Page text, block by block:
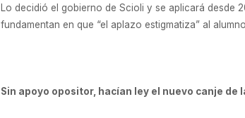
Lo decidió el gobierno de Scioli y se aplicará desde
fundamentan en que “el aplazo estigmatiza” al
Sin apoyo opositor, hacían ley el nuevo canje de